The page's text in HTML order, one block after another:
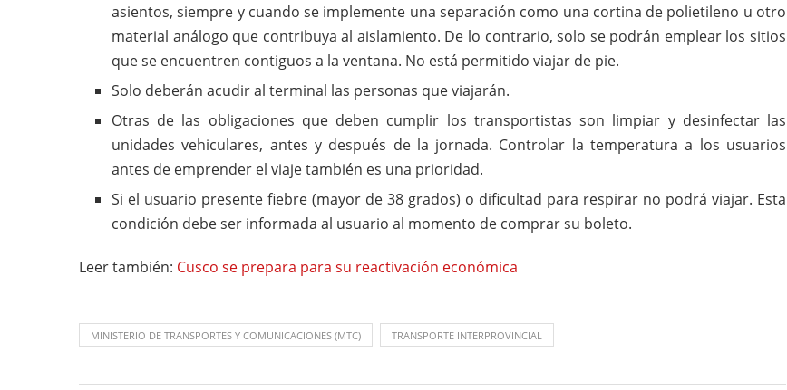
asientos, siempre y cuando se implemente una separación como una cortina de polietileno u otro
material análogo que contribuya al aislamiento. De lo contrario, solo se podrán emplear los sitios
que se encuentren contiguos a la ventana. No está permitido viajar de pie.
Solo deberán acudir al terminal las personas que viajarán.
Otras de las obligaciones que deben cumplir los transportistas son limpiar y desinfectar las
unidades vehiculares, antes y después de la jornada. Controlar la temperatura a los usuarios
antes de emprender el viaje también es una prioridad.
Si el usuario presente fiebre (mayor de 38 grados) o dificultad para respirar no podrá viajar. Esta
condición debe ser informada al usuario al momento de comprar su boleto.
Leer también: Cusco se prepara para su reactivación económica
MINISTERIO DE TRANSPORTES Y COMUNICACIONES (MTC) TRANSPORTE INTERPROVINCIAL